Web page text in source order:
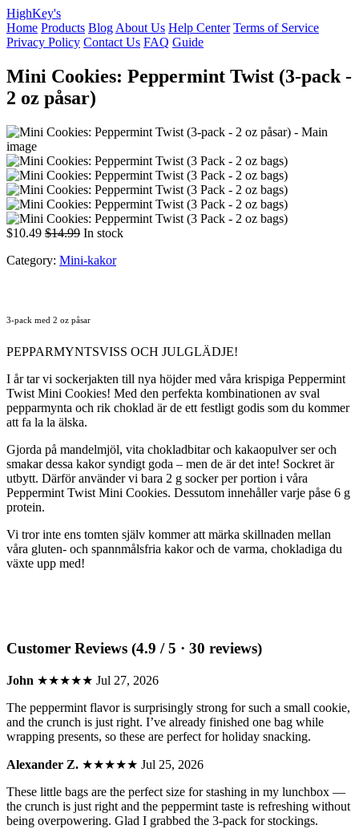
HighKey's
Home Products Blog About Us Help Center Terms of Service
Privacy Policy Contact Us FAQ Guide
Mini Cookies: Peppermint Twist (3-pack -
2 oz påsar)
$10.49 $14.99 In stock
Category: Mini-kakor
3-pack med 2 oz påsar
PEPPARMYNTSVISS OCH JULGLÄDJE!
I år tar vi sockerjakten till nya höjder med våra krispiga Peppermint
Twist Mini Cookies! Med den perfekta kombinationen av sval
pepparmynta och rik choklad är de ett festligt godis som du kommer
att fa la la älska.
Gjorda på mandelmjöl, vita chokladbitar och kakaopulver ser och
smakar dessa kakor syndigt goda – men de är det inte! Sockret är
utbytt. Därför använder vi bara 2 g socker per portion i våra
Peppermint Twist Mini Cookies. Dessutom innehåller varje påse 6 g
protein.
Vi tror inte ens tomten själv kommer att märka skillnaden mellan
våra gluten- och spannmålsfria kakor och de varma, chokladiga du
växte upp med!
Customer Reviews (4.9 / 5 · 30 reviews)
John ★★★★★ Jul 27, 2026
The peppermint flavor is surprisingly strong for such a small cookie,
and the crunch is just right. I’ve already finished one bag while
wrapping presents, so these are perfect for holiday snacking.
Alexander Z. ★★★★★ Jul 25, 2026
These little bags are the perfect size for stashing in my lunchbox —
the crunch is just right and the peppermint taste is refreshing without
being overpowering. Glad I grabbed the 3-pack for stockings.